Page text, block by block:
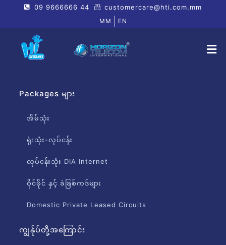
09 9666666 44 customercare@hti.com.mm
MM EN
Packages များ
အိမ်သုံး
ရုံးသုံး-လုပ်ငန်း
လုပ်ငန်းသုံး DIA Internet
ဝိုင်ဖိုင် နှင့် ခဲခြစ်ကဒ်များ
Domestic Private Leased Circuits
ကျွန်ုပ်တို့အကြောင်း